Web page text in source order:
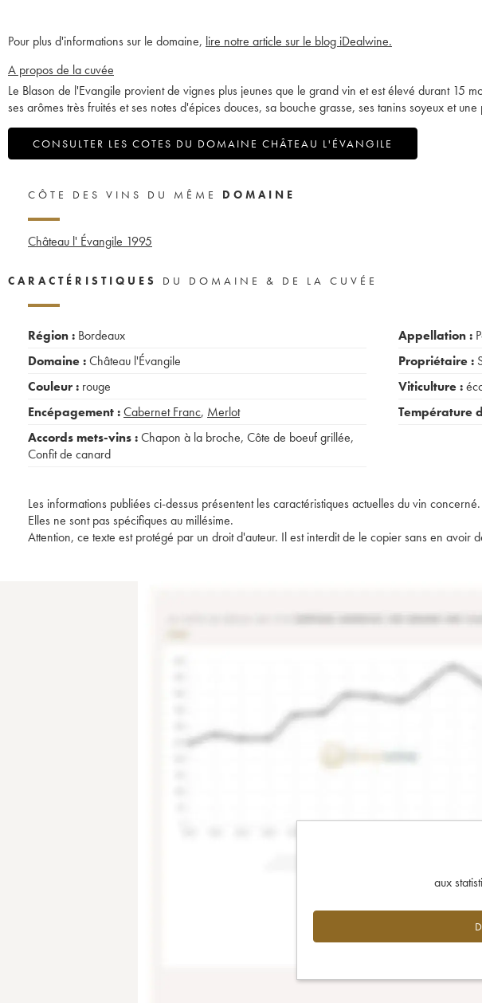
Pour plus d'informations sur le domaine, lire notre article sur le blog iDealwine.
A propos de la cuvée
Le Blason de l'Evangile provient de vignes plus jeunes que le grand vin et est élevé durant 15
ses arômes très fruités et ses notes d'épices douces, sa bouche grasse, ses tanins soyeux et une
CONSULTER LES COTES DU DOMAINE CHÂTEAU L'ÉVANGILE
CÔTE DES VINS DU MÊME
DOMAINE
Château l' Évangile 1995
CARACTÉRISTIQUES DU DOMAINE & DE LA CUVÉE
Région : Bordeaux
Domaine :Château l'Évangile
Couleur : rouge
Encépagement :Cabernet Franc, Merlot
Accords mets-vins :Chapon à la broche, Côte de boeuf grillée,
Confit de canard
Appellation :
Propriétaire :
Viticulture :
Température
Les informations publiées ci-dessus présentent les caractéristiques actuelles du vin concerné.
Elles ne sont pas spécifiques au millésime.
Attention, ce texte est protégé par un droit d'auteur. Il est interdit de le copier sans en avoir
aux